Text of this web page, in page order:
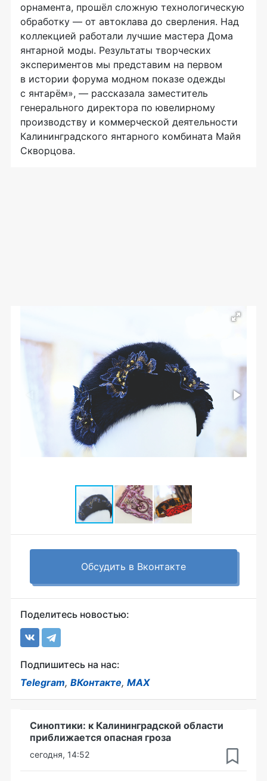
орнамента, прошёл сложную технологическую
обработку — от автоклава до сверления. Над
коллекцией работали лучшие мастера Дома
янтарной моды. Результаты творческих
экспериментов мы представим на первом
в истории форума модном показе одежды
с янтарём», — рассказала заместитель
генерального директора по ювелирному
производству и коммерческой деятельности
Калининградского янтарного комбината Майя
Скворцова.
Обсудить в Вконтакте
Поделитесь новостью:
Подпишитесь на нас:
Telegram, ВКонтакте, MAX
Синоптики: к Калининградской области
приближается опасная гроза
сегодня, 14:52